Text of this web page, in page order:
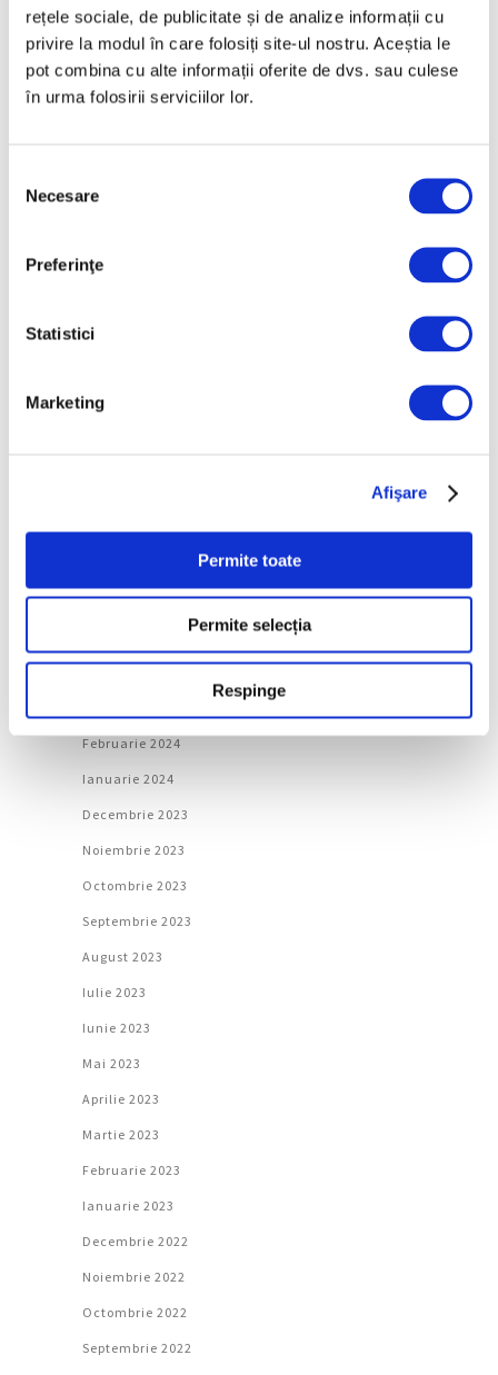
rețele sociale, de publicitate și de analize informații cu
privire la modul în care folosiți site-ul nostru. Aceștia le
pot combina cu alte informații oferite de dvs. sau culese
în urma folosirii serviciilor lor.
consimțământului
Necesare
Preferinţe
Statistici
Marketing
Afişare
Permite toate
Permite selecția
Respinge
Octombrie 2025
Septembrie 2025
August 2025
August 2024
Iunie 2024
Februarie 2024
Ianuarie 2024
Decembrie 2023
Noiembrie 2023
Octombrie 2023
Septembrie 2023
August 2023
Iulie 2023
Iunie 2023
Mai 2023
Aprilie 2023
Martie 2023
Februarie 2023
Ianuarie 2023
Decembrie 2022
Noiembrie 2022
Octombrie 2022
Septembrie 2022